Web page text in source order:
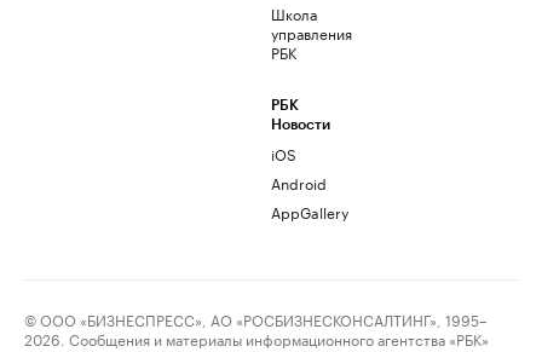
Школа
управления
РБК
РБК
Новости
iOS
Android
AppGallery
© ООО «БИЗНЕСПРЕСС», АО «РОСБИЗНЕСКОНСАЛТИНГ», 1995–
2026. Сообщения и материалы информационного агентства «РБК»